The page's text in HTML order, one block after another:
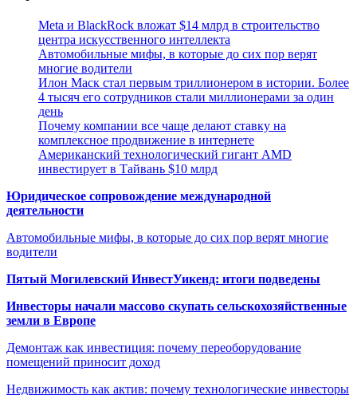
Meta и BlackRock вложат $14 млрд в строительство
центра искусственного интеллекта
Автомобильные мифы, в которые до сих пор верят
многие водители
Илон Маск стал первым триллионером в истории. Более
4 тысяч его сотрудников стали миллионерами за один
день
Почему компании все чаще делают ставку на
комплексное продвижение в интернете
Американский технологический гигант AMD
инвестирует в Тайвань $10 млрд
Юридическое сопровождение международной
деятельности
Автомобильные мифы, в которые до сих пор верят многие
водители
Пятый Могилевский ИнвестУикенд: итоги подведены
Инвесторы начали массово скупать сельскохозяйственные
земли в Европе
Демонтаж как инвестиция: почему переоборудование
помещений приносит доход
Недвижимость как актив: почему технологические инвесторы